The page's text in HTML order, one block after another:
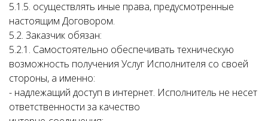
5.1.5. осуществлять иные права, предусмотренные
настоящим Договором.
5.2. Заказчик обязан:
5.2.1. Самостоятельно обеспечивать техническую
возможность получения Услуг Исполнителя со своей
стороны, а именно:
- надлежащий доступ в интернет. Исполнитель не несет
ответственности за качество